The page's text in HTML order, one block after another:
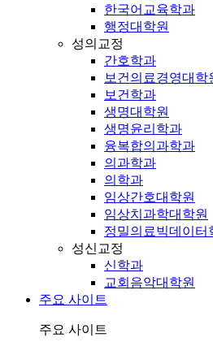
한국어교육학과
행정대학원
성의교정
간호학과
보건의료경영대학
보건학과
생명대학원
생명윤리학과
융복합의과학과
의과학과
의학과
임상간호대학원
임상치과학대학원
정밀의료빅데이터
성신교정
신학과
교회음악대학원
주요 사이트
주요 사이트